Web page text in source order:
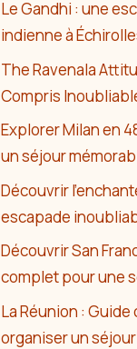
Le Gandhi : une
indienne à
The Ravenala
Compris
Explorer Milan en
un séjour
Découvrir
escapade
Découvrir San
complet pour une
La Réunion :
organiser un